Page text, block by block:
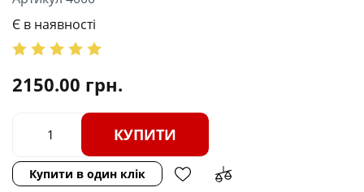
Є в наявності
2150.00 грн.
КУПИТИ
Купити в один клік